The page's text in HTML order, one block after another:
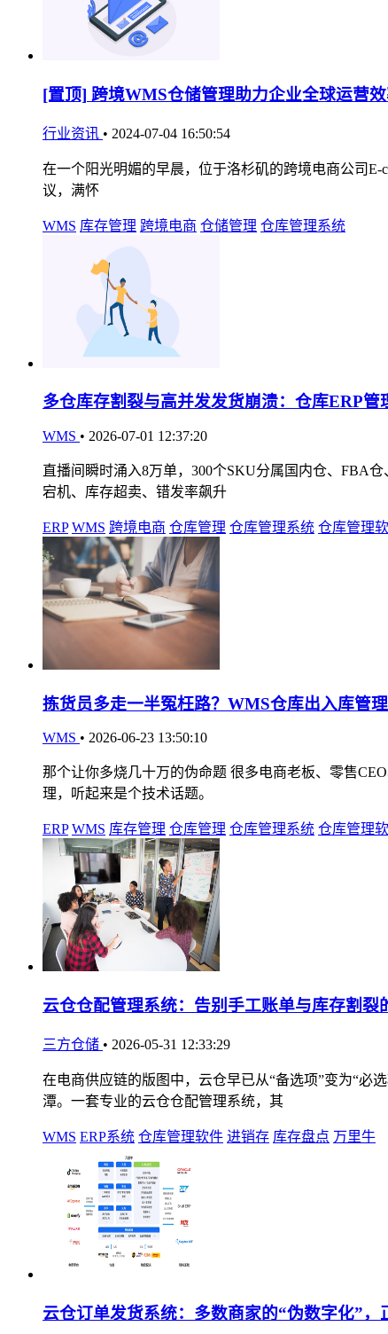
[置顶] 跨境WMS仓储管理助力企业全球运营
行业资讯 • 2024-07-04 16:50:54
在一个阳光明媚的早晨，位于洛杉矶的跨境电商公司E-
议，满怀
WMS 库存管理 跨境电商 仓储管理 仓库管理系统
多仓库存割裂与高并发发货崩溃：仓库ERP
WMS • 2026-07-01 12:37:20
直播间瞬时涌入8万单，300个SKU分属国内仓、FBA
宕机、库存超卖、错发率飙升
ERP WMS 跨境电商 仓库管理 仓库管理系统 仓库管理
拣货员多走一半冤枉路？WMS仓库出入库管
WMS • 2026-06-23 13:50:10
那个让你多烧几十万的伪命题 很多电商老板、零售
理，听起来是个技术话题。
ERP WMS 库存管理 仓库管理 仓库管理系统 仓库管理
云仓仓配管理系统：告别手工账单与库存割裂
三方仓储 • 2026-05-31 12:33:29
在电商供应链的版图中，云仓早已从“备选项”变为“必
潭。一套专业的云仓仓配管理系统，其
WMS ERP系统 仓库管理软件 进销存 库存盘点 万里牛
云仓订单发货系统：多数商家的“伪数字化”，